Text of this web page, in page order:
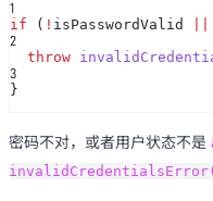
1
if ( ! isPasswordValid
2
throw
3
}
密码不对，或者用户状态不是